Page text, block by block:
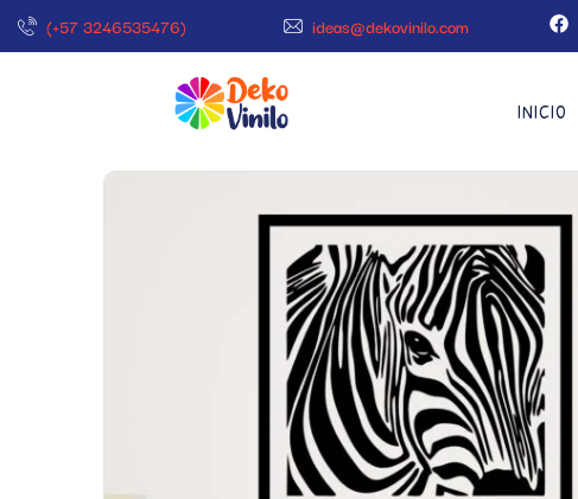
(+57 3246535476) ideas@dekovinilo.com
INICIO